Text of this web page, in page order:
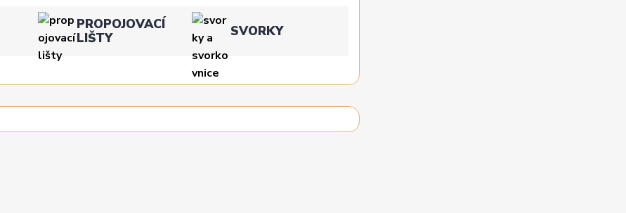
PROPOJOVACÍ
LIŠTY
SVORKY